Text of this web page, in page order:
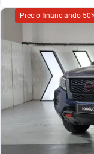
Precio financiando